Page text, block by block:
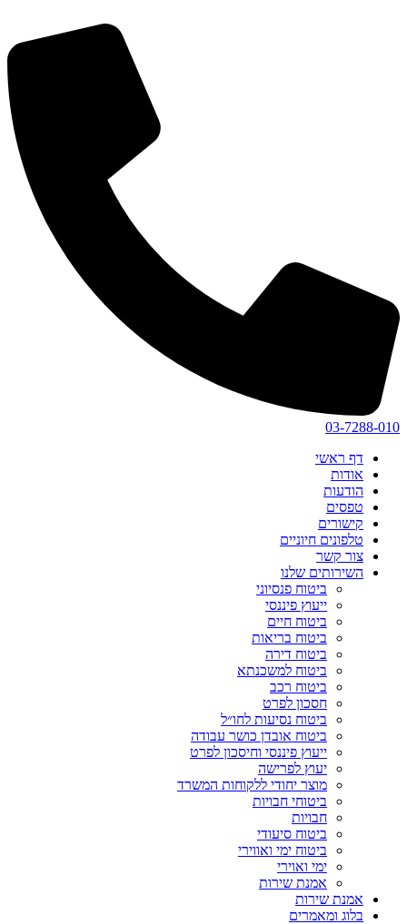
03-7288-010
דף ראשי
אודות
הודעות
טפסים
קישורים
טלפונים חיוניים
צור קשר
השירותים שלנו
ביטוח פנסיוני
ייעוץ פיננסי
ביטוח חיים
ביטוח בריאות
ביטוח דירה
ביטוח למשכנתא
ביטוח רכב
חסכון לפרט
ביטוח נסיעות לחו״ל
ביטוח אובדן כושר עבודה
ייעוץ פיננסי וחיסכון לפרט
יעוץ לפרישה
מוצר יחודי ללקוחות המשרד
ביטוחי חבויות
חבויות
ביטוח סיעודי
ביטוח ימי ואווירי
ימי ואוירי
אמנת שירות
אמנת שירות
בלוג ומאמרים